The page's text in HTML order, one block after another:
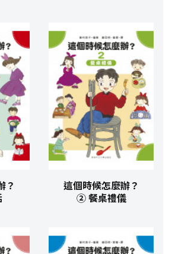
？
這個時候怎麼辦？
② 餐桌禮儀